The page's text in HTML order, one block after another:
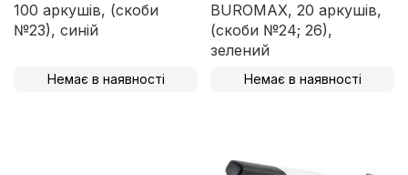
100 аркушів, (скоби
№23), синій
Немає в наявності
BUROMAX, 20 аркушів,
(скоби №24; 26),
зелений
Немає в наявності